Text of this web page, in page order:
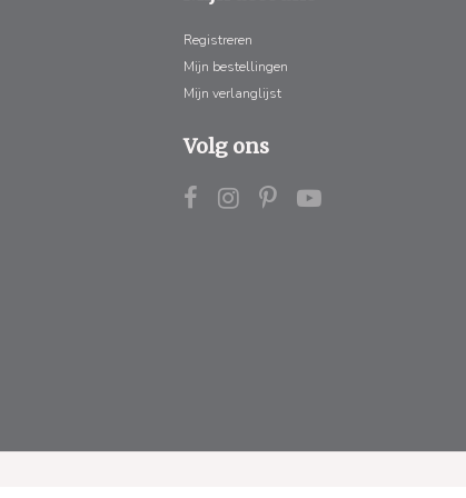
Registreren
Mijn bestellingen
Mijn verlanglijst
Volg ons